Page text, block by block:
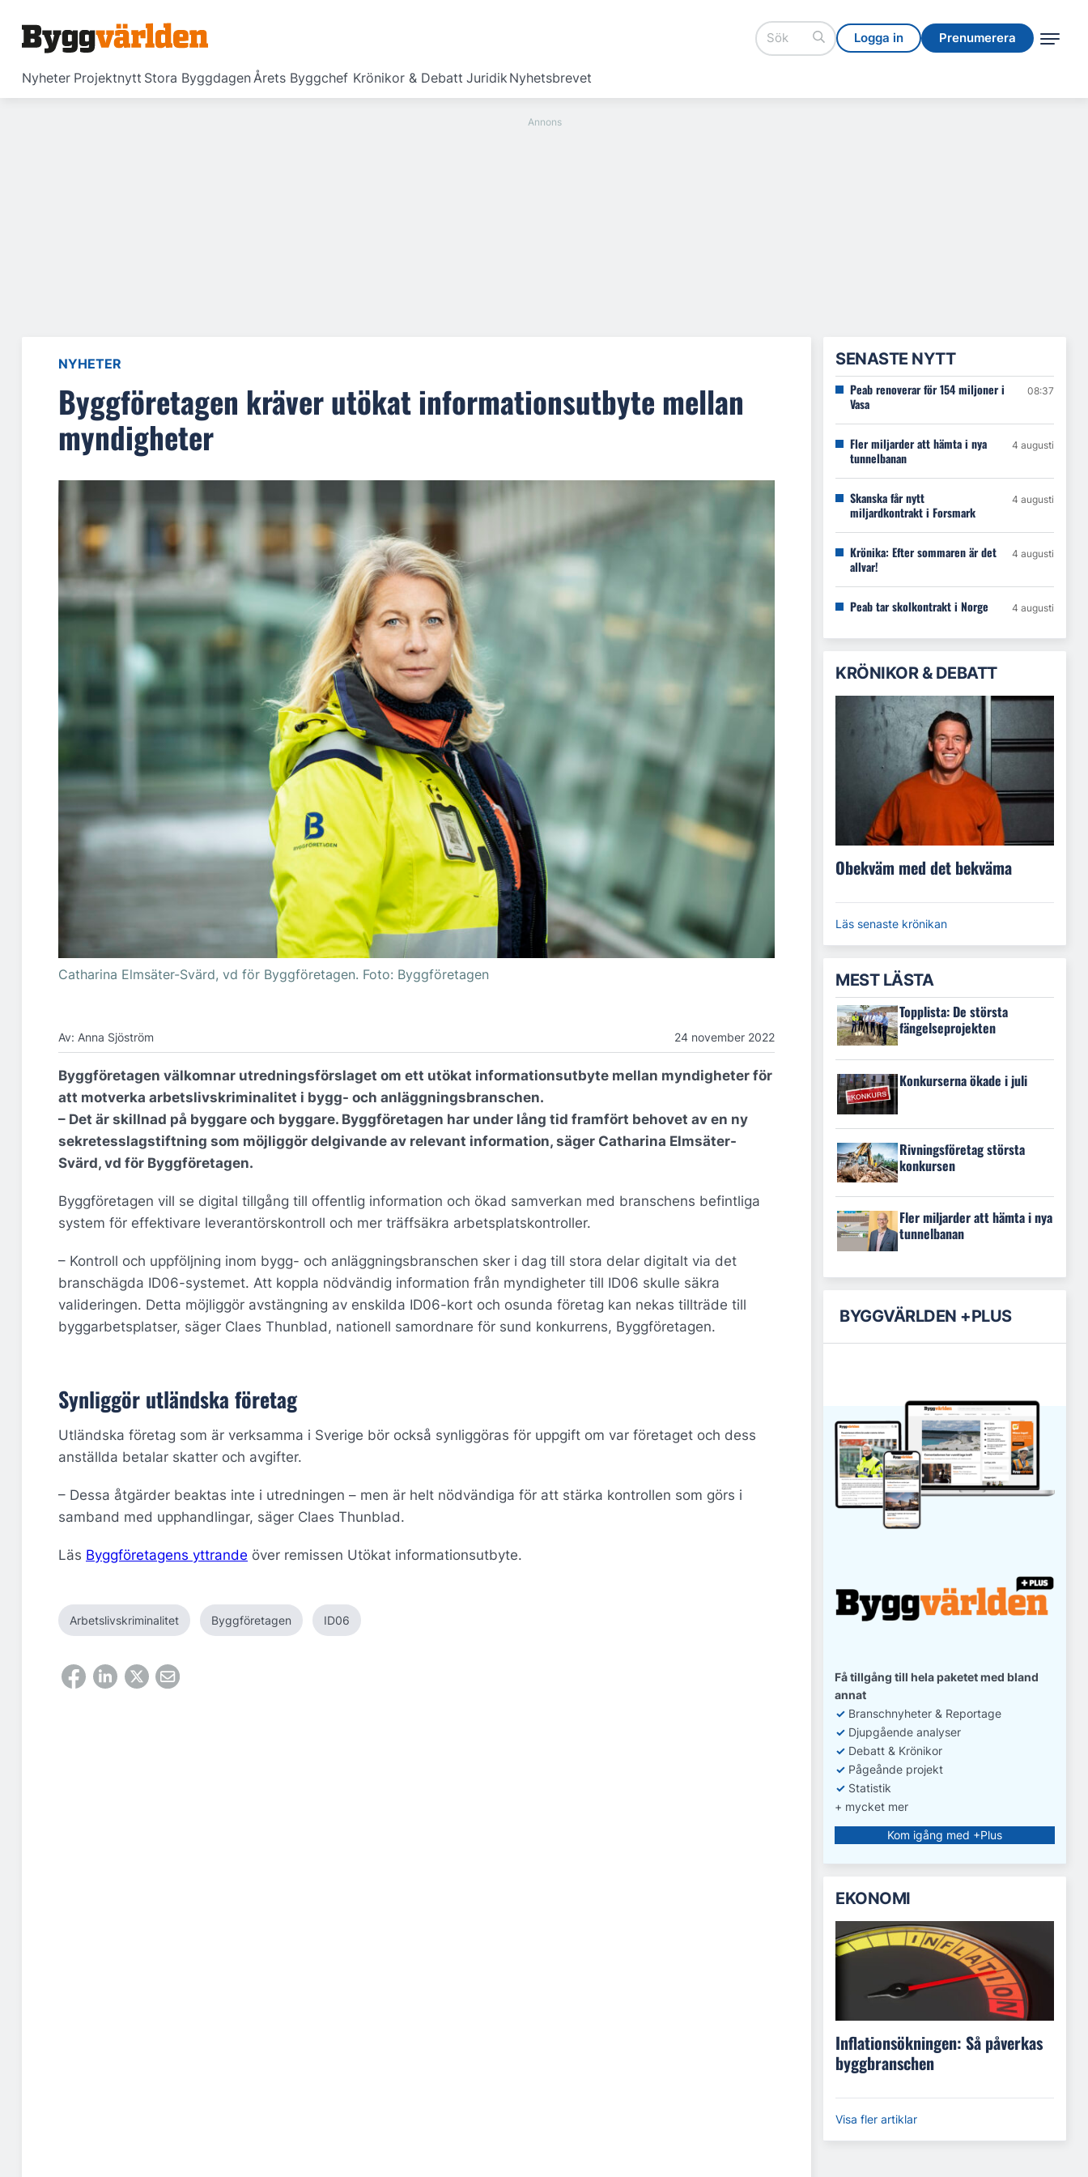
Logga in Prenumerera
Nyheter Projektnytt Stora ByggdagenÅrets Byggchef Krönikor & Debatt JuridikNyhetsbrevet
Logga in Prenumerera
NYHETER
Byggföretagen kräver utökat informationsutbyte mellan
myndigheter
Catharina Elmsäter-Svärd, vd för Byggföretagen. Foto: Byggföretagen
Av: Anna Sjöström 24 november 2022
Byggföretagen välkomnar utredningsförslaget om ett utökat informationsutbyte mellan myndigheter för
att motverka arbetslivskriminalitet i bygg- och anläggningsbranschen.
– Det är skillnad på byggare och byggare. Byggföretagen har under lång tid framfört behovet av en ny
sekretesslagstiftning som möjliggör delgivande av relevant information, säger Catharina Elmsäter-
Svärd, vd för Byggföretagen.
Byggföretagen vill se digital tillgång till offentlig information och ökad samverkan med branschens befintliga
system för effektivare leverantörskontroll och mer träffsäkra arbetsplatskontroller.
– Kontroll och uppföljning inom bygg- och anläggningsbranschen sker i dag till stora delar digitalt via det
branschägda ID06-systemet. Att koppla nödvändig information från myndigheter till ID06 skulle säkra
valideringen. Detta möjliggör avstängning av enskilda ID06-kort och osunda företag kan nekas tillträde till
byggarbetsplatser, säger Claes Thunblad, nationell samordnare för sund konkurrens, Byggföretagen.
Synliggör utländska företag
Utländska företag som är verksamma i Sverige bör också synliggöras för uppgift om var företaget och dess
anställda betalar skatter och avgifter.
– Dessa åtgärder beaktas inte i utredningen – men är helt nödvändiga för att stärka kontrollen som görs i
samband med upphandlingar, säger Claes Thunblad.
Läs Byggföretagens yttrande över remissen Utökat informationsutbyte.
Arbetslivskriminalitet Byggföretagen ID06
SENASTE NYTT
Peab renoverar för 154 miljoner i
Vasa
08:37
Fler miljarder att hämta i nya
tunnelbanan
4 augusti
Skanska får nytt
miljardkontrakt i Forsmark
4 augusti
Krönika: Efter sommaren är det
allvar!
4 augusti
Peab tar skolkontrakt i Norge 4 augusti
KRÖNIKOR & DEBATT
Obekväm med det bekväma
Läs senaste krönikan
MEST LÄSTA
Topplista: De största
fängelseprojekten
Konkurserna ökade i juli
Rivningsföretag största
konkursen
Fler miljarder att hämta i nya
tunnelbanan
BYGGVÄRLDEN +PLUS
Få tillgång till hela paketet med bland
annat
✓ Branschnyheter & Reportage
✓ Djupgående analyser
✓ Debatt & Krönikor
✓ Pågeånde projekt
✓ Statistik
+ mycket mer
Kom igång med +Plus
EKONOMI
Inflationsökningen: Så påverkas
byggbranschen
Visa fler artiklar